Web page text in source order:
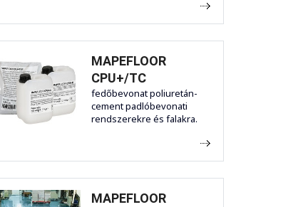
MAPEFLOOR
CPU+/TC
fedőbevonat poliuretán-
cement padlóbevonati
rendszerekre és falakra.
MAPEFLOOR